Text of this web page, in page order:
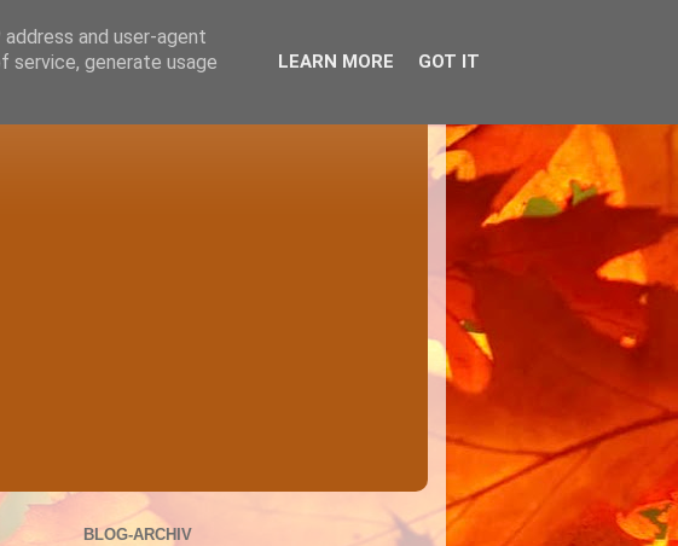
BLOG-ARCHIV
and user-agent
service, generate usage
LEARN MORE GOT IT